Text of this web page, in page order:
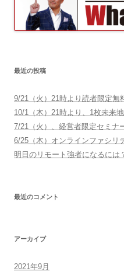
最近の投稿
9/21（火）21時より読者限定無
10/1（木）21時より、1枚未来
7/21（火）、経営者限定セミナ
6/25（木）オンラインファシリ
明日のリモート強者になるには
最近のコメント
アーカイブ
2021年9月